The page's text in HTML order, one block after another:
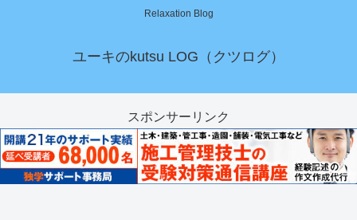
Relaxation Blog
ユーキのkutsu LOG（クツログ）
スポンサーリンク